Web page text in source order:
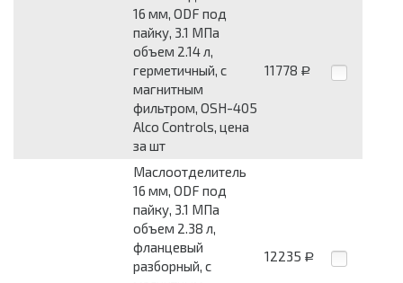
16 мм, ODF под
пайку, 3.1 МПа
объем 2.14 л,
герметичный, с
магнитным
фильтром, OSH-405
Alco Controls, цена
за шт
11778 Р
Маслоотделитель
16 мм, ODF под
пайку, 3.1 МПа
объем 2.38 л,
фланцевый
разборный, с
12235 Р